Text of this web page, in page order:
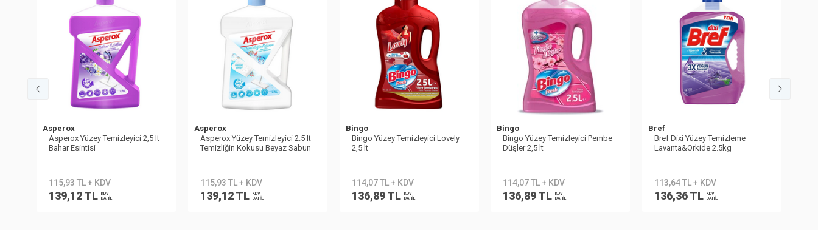
Asperox
Asperox Yüzey Temizleyici 2,5 lt
Bahar Esintisi
115,93 TL + KDV
139,12 TL
KDV
DAHİL
Asperox
Asperox Yüzey Temizleyici 2.5 lt
Temizliğin Kokusu Beyaz Sabun
115,93 TL + KDV
139,12 TL
KDV
DAHİL
Bingo
Bingo Yüzey Temizleyici Lovely
2,5 lt
114,07 TL + KDV
136,89 TL
KDV
DAHİL
Bingo
Bingo Yüzey Temizleyici Pembe
Düşler 2,5 lt
114,07 TL + KDV
136,89 TL
KDV
DAHİL
Bref
Bref Dixi Yüzey Temizleme
Lavanta&Orkide 2.5kg
113,64 TL + KDV
136,36 TL
KDV
DAHİL